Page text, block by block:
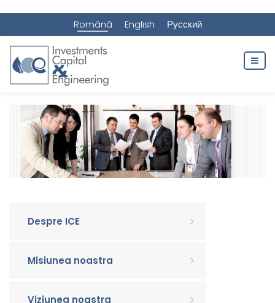
Română English Русский
Despre ICE
Misiunea noastra
Viziunea noastra